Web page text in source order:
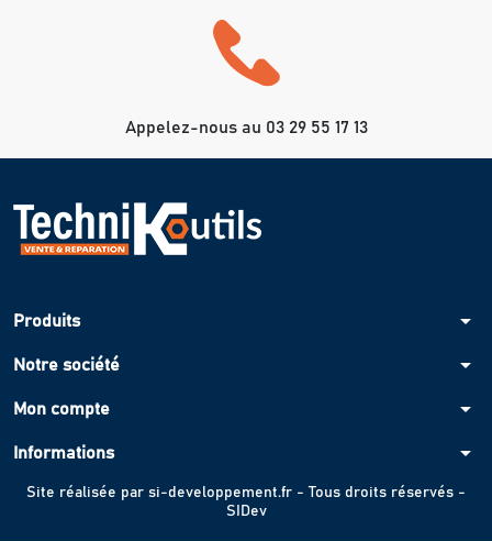
Appelez-nous au 03 29 55 17 13
Produits arrow_drop_down
Notre société arrow_drop_down
Mon compte arrow_drop_down
Informations arrow_drop_down
Site réalisée par si-developpement.fr - Tous droits réservés -
SIDev